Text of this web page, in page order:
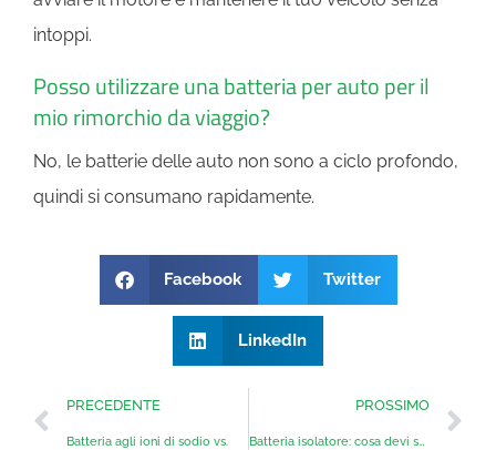
intoppi.
Posso utilizzare una batteria per auto per il
mio rimorchio da viaggio?
No, le batterie delle auto non sono a ciclo profondo,
quindi si consumano rapidamente.
Facebook Twitter
LinkedIn
PRECEDENTE
Batteria agli ioni di sodio vs.
PROSSIMO
Batteria isolatore: cosa devi sapere